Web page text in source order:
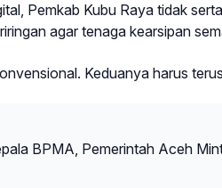
Pemkab Kubu Raya tidak
agar tenaga kearsipan
Keduanya harus
BPMA, Pemerintah Aceh